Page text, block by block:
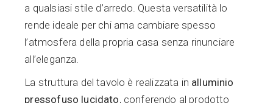
a qualsiasi stile d’arredo. Questa versatilità lo
rende ideale per chi ama cambiare spesso
l’atmosfera della propria casa senza rinunciare
all’eleganza.
La struttura del tavolo è realizzata in alluminio
pressofuso lucidato, conferendo al prodotto